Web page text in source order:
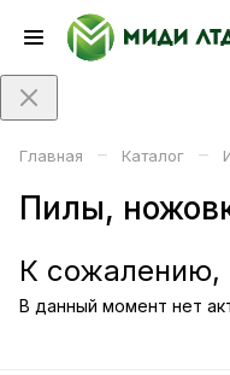
Главная – Каталог –
Пилы,
К сожалению,
В данный момент нет